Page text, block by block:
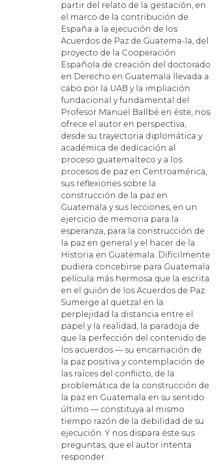
partir del relato de la gestación, en
el marco de la contribución de
España a la ejecución de los
Acuerdos de Paz de Guatema-la, del
proyecto de la Cooperación
Española de creación del doctorado
en Derecho en Guatemala llevada a
cabo por la UAB y la impliación
fundacional y fundamental del
Profesor Manuel Ballbé en éste, nos
ofrece el autor en perspectiva,
desde su trayectoria diplomática y
académica de dedicación al
proceso guatemalteco y a los
procesos de paz en Centroamérica,
sus reflexiones sobre la
construcción de la paz en
Guatemala y sus lecciones, en un
ejercicio de memoria para la
esperanza, para la construcción de
la paz en general y el hacer de la
Historia en Guatemala. Difícilmente
pudiera concebirse para Guatemala
película más hermosa que la escrita
en el guión de los Acuerdos de Paz.
Sumerge al quetzal en la
perplejidad la distancia entre el
papel y la realidad, la paradoja de
que la perfección del contenido de
los acuerdos — su encarnación de
la paz positiva y contemplación de
las raíces del conflicto, de la
problemática de la construcción de
la paz en Guatemala en su sentido
último — constituya al mismo
tiempo razón de la debilidad de su
ejecución. Y nos dispara éste sus
preguntas, que el autor intenta
responder.